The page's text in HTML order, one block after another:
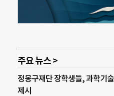
주요 뉴스 >
정몽구재단 장학생들, 과학기술
제시